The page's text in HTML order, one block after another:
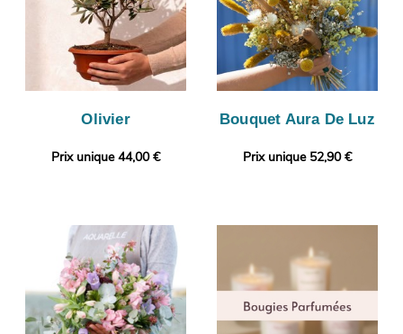
Olivier
Prix unique 44,00 €
Bouquet Aura De Luz
Prix unique 52,90 €